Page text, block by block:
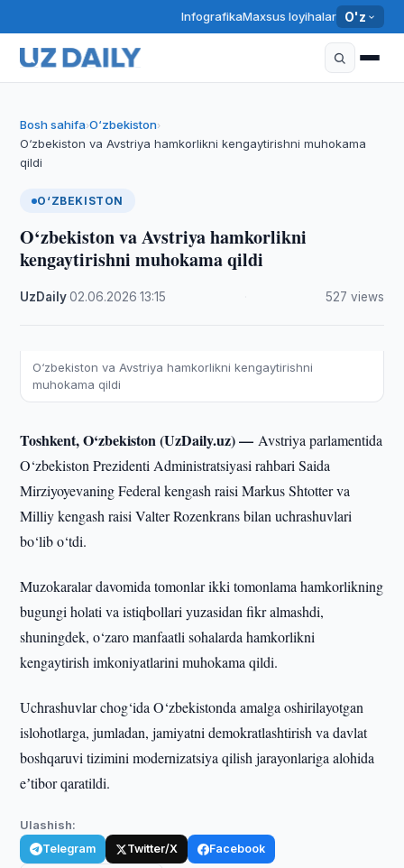
InfografikaMaxsus loyihalar O'z
Bosh sahifa›O‘zbekiston›
O‘zbekiston va Avstriya hamkorlikni kengaytirishni muhokama
qildi
O‘ZBEKISTON
O‘zbekiston va Avstriya hamkorlikni
kengaytirishni muhokama qildi
UzDaily·02.06.2026 ·13:15 527 views
O‘zbekiston va Avstriya hamkorlikni kengaytirishni
muhokama qildi
Toshkent, O‘zbekiston (UzDaily.uz) —Avstriya parlamentida
O‘zbekiston Prezidenti Administratsiyasi rahbari Saida
Mirziyoyevaning Federal kengash raisi Markus Shtotter va
Milliy kengash raisi Valter Rozenkrans bilan uchrashuvlari
bo‘lib o‘tdi.
Muzokaralar davomida tomonlar ikki tomonlama hamkorlikning
bugungi holati va istiqbollari yuzasidan fikr almashdi,
shuningdek, o‘zaro manfaatli sohalarda hamkorlikni
kengaytirish imkoniyatlarini muhokama qildi.
Uchrashuvlar chog‘ida O‘zbekistonda amalga oshirilayotgan
islohotlarga, jumladan, jamiyatni demokratlashtirish va davlat
boshqaruvi tizimini modernizatsiya qilish jarayonlariga alohida
eʼtibor qaratildi.
Ulashish:
Telegram Twitter/X Facebook